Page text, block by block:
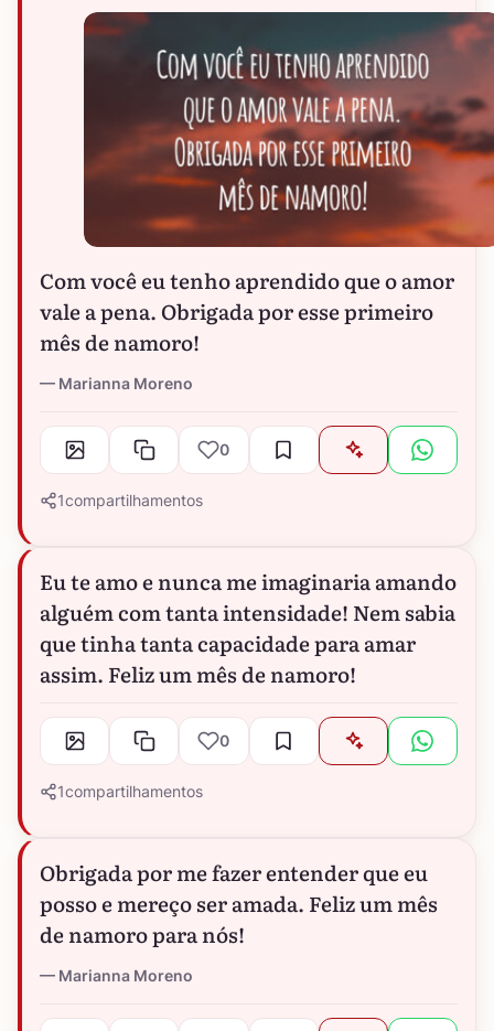
Com você eu tenho aprendido que o amor
vale a pena. Obrigada por esse primeiro
mês de namoro!
Marianna Moreno
0
1compartilhamentos
Eu te amo e nunca me imaginaria amando
alguém com tanta intensidade! Nem sabia
que tinha tanta capacidade para amar
assim. Feliz um mês de namoro!
0
1compartilhamentos
Obrigada por me fazer entender que eu
posso e mereço ser amada. Feliz um mês
de namoro para nós!
Marianna Moreno